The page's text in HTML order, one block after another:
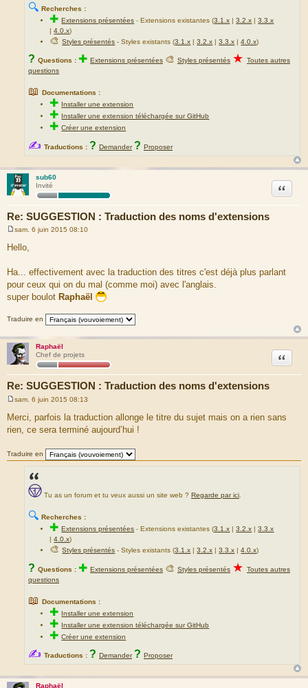
🔍 Recherches :
✚Extensions présentées -Extensions existantes (3.1.x |3.2.x |3.3.x
|4.0.x)
🎨Styles présentés - Styles existants (3.1.x |3.2.x |3.3.x |4.0.x)
? Questions : ✚ Extensions présentées 🎨 Styles présentés ★ Toutes autres
questions
📖 Documentations :
✚ Installer une extension
✚ Installer une extension téléchargée sur GitHub
✚Créer une extension
✍ Traductions : ? Demander ? Proposer
sub60
Invité
Re: SUGGESTION : Traduction des noms d'extensions
Citation
e
s
g
e
sam. 6 juin 2015 08:10
Hello,
Ha... effectivement avec la traduction des titres c'est déjà plus parlant
pour ceux qui on du mal (comme moi) avec l'anglais.
super boulot Raphaël
Traduire en
Raphaël
Chef de projets
Re: SUGGESTION : Traduction des noms d'extensions
Citation
s
s
e
sam. 6 juin 2015 08:13
Merci, parfois la traduction allonge le titre du sujet mais on a rien sans
rien, ce sera terminé aujourd’hui !
Traduire en
Tu as un forum et tu veux aussi un site web ? Regarde par ici
🔍 Recherches :
✚Extensions présentées -Extensions existantes (3.1.x |3.2.x |3.3.x
|4.0.x)
🎨Styles présentés - Styles existants (3.1.x |3.2.x |3.3.x |4.0.x)
? Questions : ✚ Extensions présentées 🎨 Styles présentés ★ Toutes autres
questions
📖 Documentations :
✚ Installer une extension
✚ Installer une extension téléchargée sur GitHub
✚Créer une extension
✍ Traductions : ? Demander ? Proposer
Raphaël